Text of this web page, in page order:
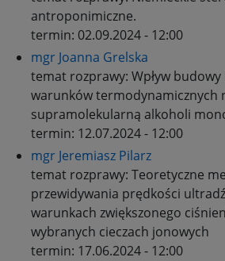
antroponimiczne.
termin: 02.09.2024 - 12:00
mgr Joanna Grelska
temat rozprawy: Wpływ
warunków termodynamicznych
supramolekularną alkoholi
termin: 12.07.2024 - 12:00
mgr Jeremiasz Pilarz
temat rozprawy: Teoretyczne
przewidywania prędkości
warunkach zwiększonego
wybranych cieczach jonowych
termin: 17.06.2024 - 12:00